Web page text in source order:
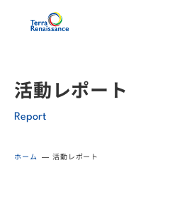
認定NPO法人
活動レポート
Report
ホーム 活動レポート